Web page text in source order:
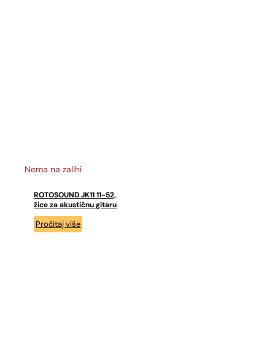
Nema na zalihi
ROTOSOUND JK11 11-52,
žice za akustičnu gitaru
Pročitaj više